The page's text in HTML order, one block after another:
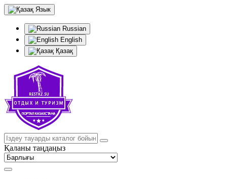
Язык
Russian
English
Қазақ
Қаланы таңдаңыз